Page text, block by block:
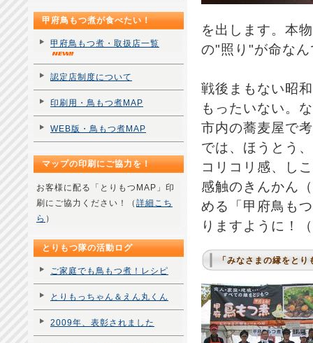
を出します。本
の"照り"が命な
戦後まもない昭
もったいない。
市内の蕎麦屋で
では、ほうとう
コリコリ感、し
感触のきんかん
める「甲府鳥も
りますように！（
「みなさまの縁をと
甲府鳥もつ煮が食べたい！
甲府鳥もつ煮・取扱店一覧
認定店制度について
印刷用・鳥もつ煮MAP
WEB版・鳥もつ煮MAP
マップの印刷にご協力を！
お客様に配る「とりもつMAP」印
刷にご協力ください！（ 詳細こち
ら ）
とりもつ隊の活動ログ
ご家庭でも鳥もつ煮！レシピ
とりもっちゃん＆えん丸くん
2009年、表彰されました